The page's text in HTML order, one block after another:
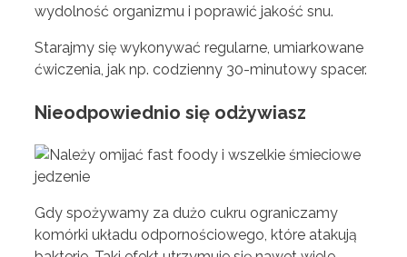
wydolność organizmu i poprawić jakość snu.
Starajmy się wykonywać regularne, umiarkowane
ćwiczenia, jak np. codzienny 30-minutowy spacer.
Nieodpowiednio się odżywiasz
Gdy spożywamy za dużo cukru ograniczamy
komórki układu odpornościowego, które atakują